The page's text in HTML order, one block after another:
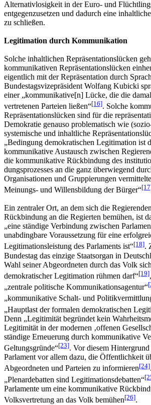
Alternativlosigkeit in der Euro- und
entgegenzusetzen und dadurch eine
zu schließen.
Legitimation durch Kommunikation
Solche inhaltlichen Repräsentationslücken
kommunikativen Repräsentationslücken
eigentlich mit der Repräsentation durch
Bundestagsvizepräsident Wolfang Kubicki
einer „kommunikative[n] Lücke, die die
vertretenen Parteien ließen“[16]. Solche
Repräsentationslücken sind für die
Demokratie genauso problematisch wie
systemische und inhaltliche
„Bedingung demokratischen Legitimation ist
kommunikative Austausch zwischen
die kommunikative Rückbindung des
dungsprozesses an die ganz überwiegend
Organisationen und Gruppierungen
Meinungs- und Willensbildung der Bürger“
Ein zentraler Ort, an dem sich die
Rückbindung an die Regierten bemühen, ist
„eine ständige Verbindung zwischen
unabdingbare Voraussetzung für eine
Legitimationsleistung des Parlaments ist“[18].
Bundestag das einzige Staatsorgan in
Wahl seiner Abgeordneten durch das Volk
demokratischer Legitimation rühmen darf“[19]
„zentrale politische Kommunikationsagentur“
„kommunikative Schalt- und
„Hauptlast der formalen demokratischen
Denn „Legitimität begründet kein
Legitimität in der modernen ‚offenen
ständige Erneuerung durch kommunikative
Geltungsgründe“[23]. Vor diesem
Parlament vor allem dazu, die Öffentlichkeit
Abgeordneten und Parteien zu informieren[24]
„Plenardebatten sind Legitimationsdebatten“
Parlamente um eine kommunikative
Volksvertretung an das Volk bemühen[26].